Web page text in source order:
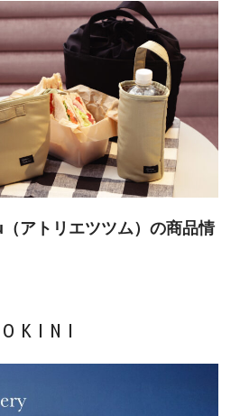
アトリエツツム）の商品情
OKINI